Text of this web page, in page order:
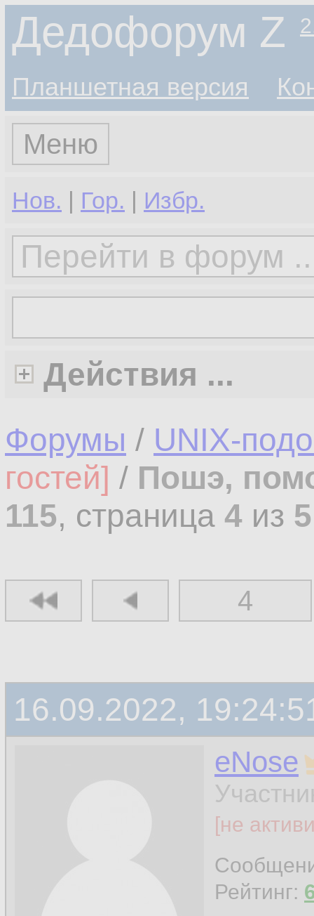
Дедофорум Z
Планшетная версия
Меню
Нов. | Гор. | Избр.
Действия ...
Форумы / UNIX-
гостей] / Пошэ,
115, страница 4 из 5
4
16.09.2022,
eNose
[не
Рейтинг: